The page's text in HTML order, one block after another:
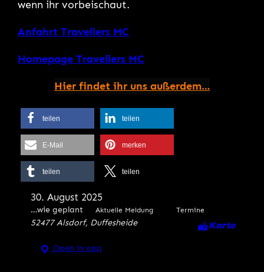
wenn ihr vorbeischaut.
Anfahrt Travellers MC
Homepage Travellers MC
Hier findet ihr uns außerdem…
teilen teilen
E-Mail merken
teilen teilen
30. August 2025
…wie geplant Aktuelle Meldung Termine
52477 Alsdorf, Duffesheide Karte
Open in app